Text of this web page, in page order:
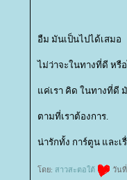
อืม มันเป็นไปได้เสมอ
ไม่ว่าจะในทางที่ดี หรื
ค่เรา คิด ในทางที่ดี
ตามที่เราต้องการ.
น่ารักทั้ง การ์ตูน และเ
ดย: สาวสะตอใต้ วันที่